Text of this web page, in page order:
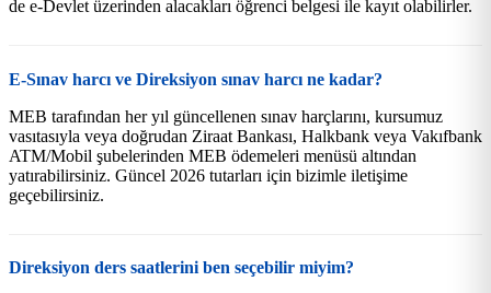
de e-Devlet üzerinden alacakları öğrenci belgesi ile kayıt olabilirler.
E-Sınav harcı ve Direksiyon sınav harcı ne kadar?
MEB tarafından her yıl güncellenen sınav harçlarını, kursumuz
vasıtasıyla veya doğrudan Ziraat Bankası, Halkbank veya Vakıfbank
ATM/Mobil şubelerinden MEB ödemeleri menüsü altından
yatırabilirsiniz. Güncel 2026 tutarları için bizimle iletişime
geçebilirsiniz.
Direksiyon ders saatlerini ben seçebilir miyim?